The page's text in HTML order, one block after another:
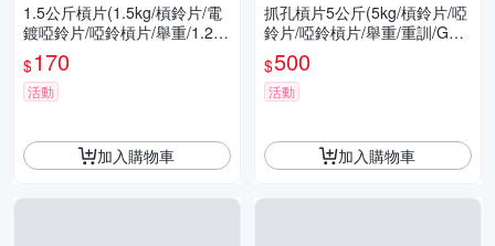
1.5公斤槓片(1.5kg/槓鈴片/電
鍍啞鈴片/啞鈴槓片/舉重/1.2~
1.5kg/GetSport)
$170
活動
加入購物車
抓孔槓片5公斤(5kg/槓鈴片/啞
鈴片/啞鈴槓片/舉重/重訓/GetS
port)
$500
活動
加入購物車